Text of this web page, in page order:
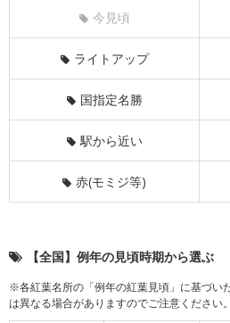
今見頃
ライトアップ
国指定名勝
駅から近い
赤(モミジ等)
【全国】例年の見頃時期から選ぶ
※各紅葉名所の「例年の紅葉見頃」に基づい
は異なる場合がありますのでご注意ください。